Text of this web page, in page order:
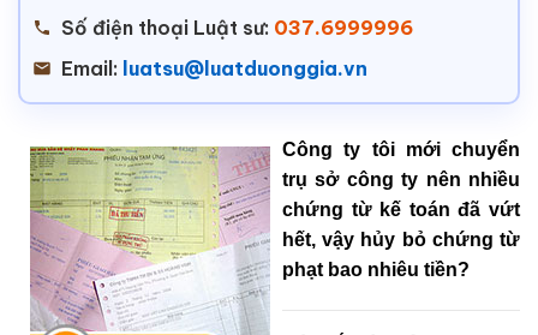
Số điện thoại Luật sư: 037.6999996
Email: luatsu@luatduonggia.vn
Công ty tôi mới chuyển
trụ sở công ty nên nhiều
chứng từ kế toán đã vứt
hết, vậy hủy bỏ chứng từ
phạt bao nhiêu tiền?